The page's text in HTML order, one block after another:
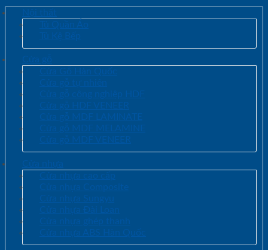
Nội thất
Tủ Quần Áo
Tủ Kệ Bếp
Cửa gỗ
Cửa Gỗ Hàn Quốc
Cửa gỗ tự nhiên
Cửa gỗ công nghiệp HDF
Cửa gỗ HDF VENEER
Cửa gỗ MDF LAMINATE
Cửa gỗ MDF MELAMINE
Cửa gỗ MDF VENEER
Cửa nhựa
Cửa nhựa cao cấp
Cửa nhựa Composite
Cửa nhựa Sungyu
Cửa nhựa Đài Loan
Cửa nhựa ghép thanh
Cửa nhựa ABS Hàn Quốc